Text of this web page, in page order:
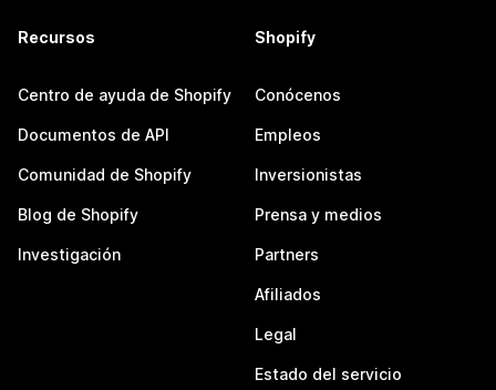
Recursos
Centro de ayuda de Shopify
Documentos de API
Comunidad de Shopify
Blog de Shopify
Investigación
Shopify
Conócenos
Empleos
Inversionistas
Prensa y medios
Partners
Afiliados
Legal
Estado del servicio